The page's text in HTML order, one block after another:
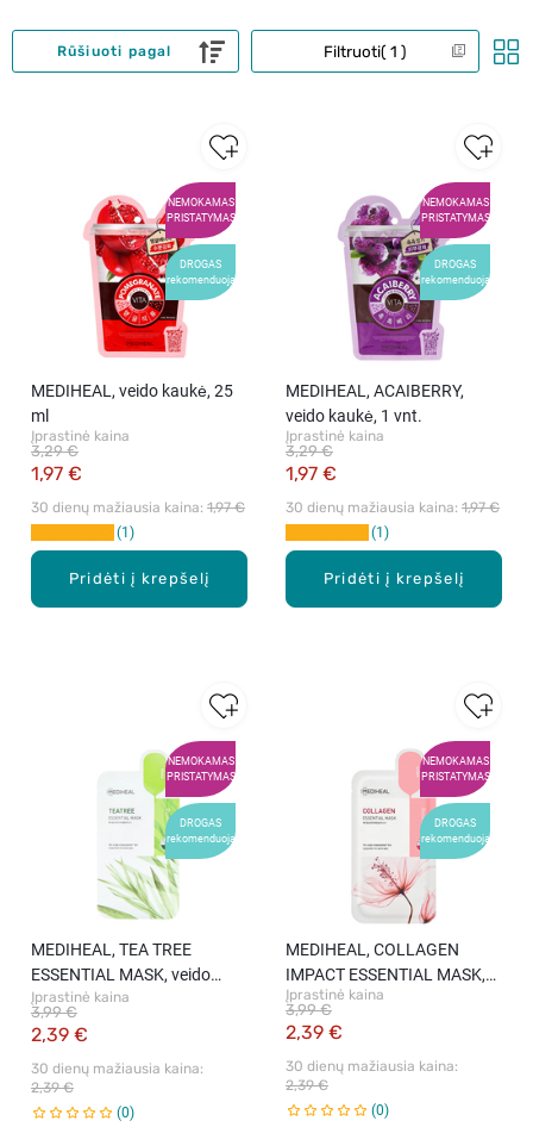
Filtruoti 1
Rūšiuoti pagal
NEMOKAMAS
PRISTATYMAS
DROGAS
rekomenduoja
Pridėti į krepšelį
MEDIHEAL, veido kaukė, 25
ml
Įprastinė kaina
1,97 €
3,29 €
30 dienų mažiausia kaina: 1,97 €
1
NEMOKAMAS
PRISTATYMAS
DROGAS
rekomenduoja
Pridėti į krepšelį
MEDIHEAL, ACAIBERRY,
veido kaukė, 1 vnt.
Įprastinė kaina
1,97 €
3,29 €
30 dienų mažiausia kaina: 1,97 €
1
NEMOKAMAS
PRISTATYMAS
DROGAS
rekomenduoja
MEDIHEAL, TEA TREE
ESSENTIAL MASK, veido
kaukė, 1 vnt.
Įprastinė kaina
2,39 €
3,99 €
30 dienų mažiausia kaina:
2,39 €
0
NEMOKAMAS
PRISTATYMAS
DROGAS
rekomenduoja
MEDIHEAL, COLLAGEN
IMPACT ESSENTIAL MASK,
veido kaukė, 1 vnt.
Įprastinė kaina
2,39 €
3,99 €
30 dienų mažiausia kaina:
2,39 €
0